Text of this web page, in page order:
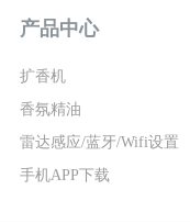
产品中心
扩香机
香氛精油
雷达感应/蓝牙/wifi设置
手机APP下载